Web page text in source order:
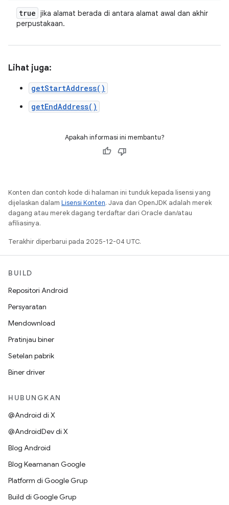
true jika alamat berada di antara alamat awal dan akhir
perpustakaan.
Lihat juga:
getStartAddress()
getEndAddress()
Apakah informasi ini membantu?
Konten dan contoh kode di halaman ini tunduk kepada lisensi yang
dijelaskan dalam Lisensi Konten. Java dan OpenJDK adalah merek
dagang atau merek dagang terdaftar dari Oracle dan/atau
afiliasinya.
Terakhir diperbarui pada 2025-12-04 UTC.
BUILD
Repositori Android
Persyaratan
Mendownload
Pratinjau biner
Setelan pabrik
Biner driver
HUBUNGKAN
@Android di X
@AndroidDev di X
Blog Android
Blog Keamanan Google
Platform di Google Grup
Build di Google Grup